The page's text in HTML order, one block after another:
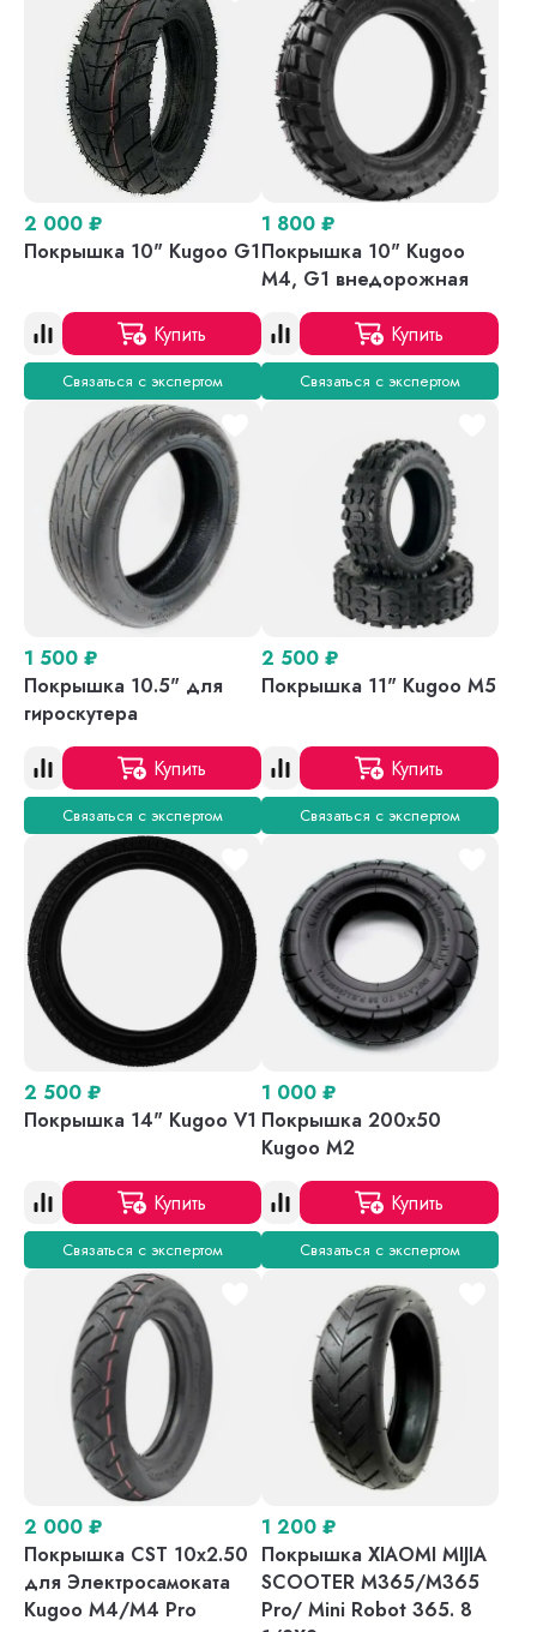
2 000 ₽
Покрышка 10" Kugoo G1
Купить
Связаться с экспертом
1 800 ₽
Покрышка 10" Kugoo
M4, G1 внедорожная
Купить
Связаться с экспертом
1 500 ₽
Покрышка 10.5" для
гироскутера
Купить
Связаться с экспертом
2 500 ₽
Покрышка 11" Kugoo M5
Купить
Связаться с экспертом
2 500 ₽
Покрышка 14" Kugoo V1
Купить
Связаться с экспертом
1 000 ₽
Покрышка 200x50
Kugoo M2
Купить
Связаться с экспертом
2 000 ₽
Покрышка CST 10x2.50
для Электросамоката
Kugoo M4/M4 Pro
1 200 ₽
Покрышка XIAOMI MIJIA
SCOOTER M365/M365
Pro/ Mini Robot 365. 8